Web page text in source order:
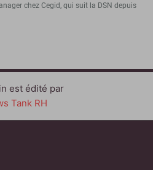
chez Cegid, qui suit la DSN depuis
est édité par
Tank RH